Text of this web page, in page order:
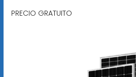
PRECIO GRATUITO